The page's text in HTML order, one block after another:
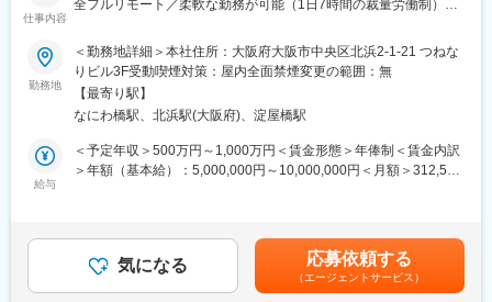
・地域に所在する病院、施設(自宅含む)との連携強化
・共同購買、本部機能、ICT導入による業務オペレーションの効率
化
・金融機関からの信頼を背景とした成長資金の提供
・経営承継後における後継者の確保と体制構築
■組織体制
CHCPグループ企業数／社員数
・企業数：9社
仕事内容
全フルリモート／柔軟な勤務が可能（1日7時間の裁量労働制）／
戦略のコンサルティング会社◆◇
■仕事内容：
医薬品開発におけるCMC領域を中心に、コンサルティングおよび
各種申請資料の作成業務をお任せします。
新薬承認に関わる品質・製造・試験に関する戦略立案から資料作
成までを担っていただきます。
る資料の整備・評価・助言・企画の設定
・製造方法/試験方法に関する資料の評価・助言
・安定性試験に関する資料の評価・助言
勤務地
＜勤務地詳細＞本社住所：大阪府大阪市中央区北浜2-1-21 つねな
りビル3F受動喫煙対策：屋内全面禁煙変更の範囲：無
【最寄り駅】
なにわ橋駅、北浜駅(大阪府)、淀屋橋駅
給与
＜予定年収＞500万円～1,000万円＜賃金形態＞年俸制＜賃金内訳
＞年額（基本給）：5,000,000円～10,000,000円＜月額＞312,500
平均で夏2ヶ月分、冬2ヶ月分）賃金はあくまでも目安の金額であ
り、選考を通じて上下する可能性があります。月給(月額)は固定手
当を含めた表記です。
気になる 応募依頼する
（エージェントサービス）